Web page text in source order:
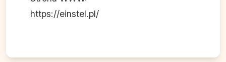
https://einstel.pl/